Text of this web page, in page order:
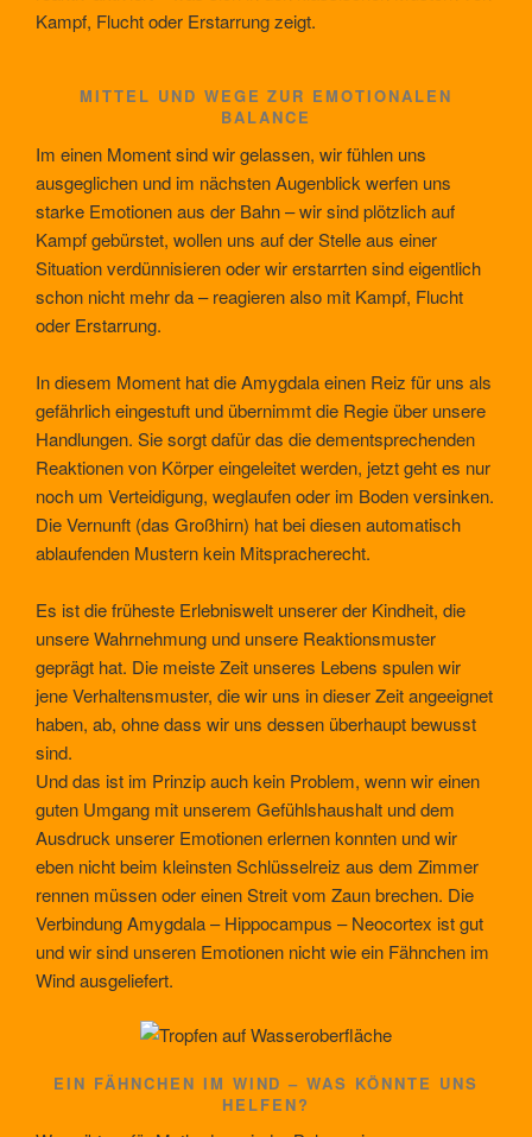
Kampf, Flucht oder Erstarrung zeigt.
MITTEL UND WEGE ZUR EMOTIONALEN
BALANCE
Im einen Moment sind wir gelassen, wir fühlen uns
ausgeglichen und im nächsten Augenblick werfen uns
starke Emotionen aus der Bahn – wir sind plötzlich auf
Kampf gebürstet, wollen uns auf der Stelle aus einer
Situation verdünnisieren oder wir erstarrten sind eigentlich
schon nicht mehr da – reagieren also mit Kampf, Flucht
oder Erstarrung.
In diesem Moment hat die Amygdala einen Reiz für uns als
gefährlich eingestuft und übernimmt die Regie über unsere
Handlungen. Sie sorgt dafür das die dementsprechenden
Reaktionen von Körper eingeleitet werden, jetzt geht es nur
noch um Verteidigung, weglaufen oder im Boden versinken.
Die Vernunft (das Großhirn) hat bei diesen automatisch
ablaufenden Mustern kein Mitspracherecht.
Es ist die früheste Erlebniswelt unserer der Kindheit, die
unsere Wahrnehmung und unsere Reaktionsmuster
geprägt hat. Die meiste Zeit unseres Lebens spulen wir
jene Verhaltensmuster, die wir uns in dieser Zeit angeeignet
haben, ab, ohne dass wir uns dessen überhaupt bewusst
sind.
Und das ist im Prinzip auch kein Problem, wenn wir einen
guten Umgang mit unserem Gefühlshaushalt und dem
Ausdruck unserer Emotionen erlernen konnten und wir
eben nicht beim kleinsten Schlüsselreiz aus dem Zimmer
rennen müssen oder einen Streit vom Zaun brechen. Die
Verbindung Amygdala – Hippocampus – Neocortex ist gut
und wir sind unseren Emotionen nicht wie ein Fähnchen im
Wind ausgeliefert.
EIN FÄHNCHEN IM WIND – WAS KÖNNTE UNS
HELFEN?